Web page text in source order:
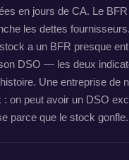
en jours de CA. Le
les dettes
a un BFR presque
DSO — les deux
Une entreprise de
: on peut avoir un DSO
parce que le stock gonfle.